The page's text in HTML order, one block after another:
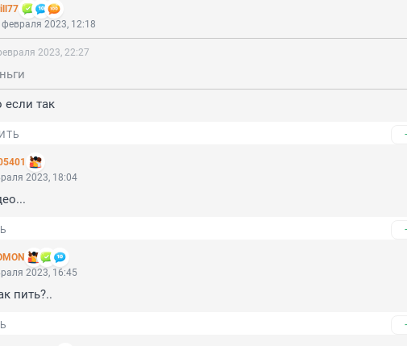
февраля 2023, 12:18
2023, 22:27
если так
2023, 18:04
2023, 16:45
пить?..